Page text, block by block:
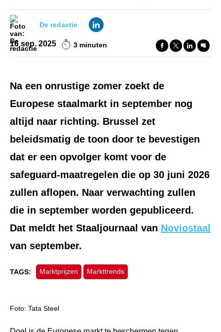
De redactie
16 sep. 2025 3 minuten
Na een onrustige zomer zoekt de
Europese staalmarkt in september nog
altijd naar richting. Brussel zet
beleidsmatig de toon door te bevestigen
dat er een opvolger komt voor de
safeguard-maatregelen die op 30 juni 2026
zullen aflopen. Naar verwachting zullen
die in september worden gepubliceerd.
Dat meldt het Staaljournaal van Noviostaal
van september.
TAGS: Marktprijzen Markttrends
Foto: Tata Steel